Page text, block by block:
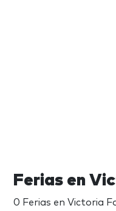
Ferias en
0 Ferias en Victoria